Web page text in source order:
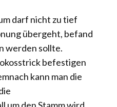
darf nicht zu tief
übergeht, befand
werden sollte.
befestigen
kann man die